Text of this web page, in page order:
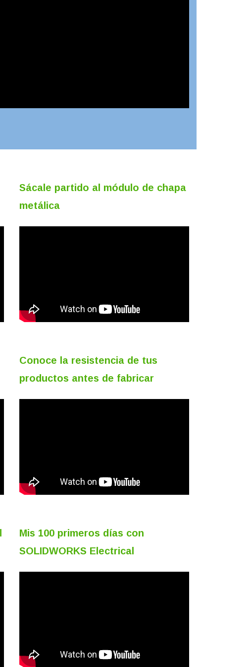
Sácale partido al módulo de chapa
metálica
Conoce la resistencia de tus
productos antes de fabricar
Mis 100 primeros días con
SOLIDWORKS Electrical